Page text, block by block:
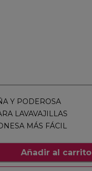
Y PODEROSA
LAVAVAJILLAS
MÁS FÁCIL
Añadir al carrito